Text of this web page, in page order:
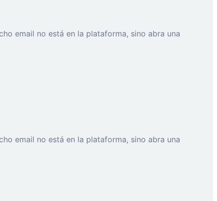
email no está en la plataforma, sino abra una
email no está en la plataforma, sino abra una